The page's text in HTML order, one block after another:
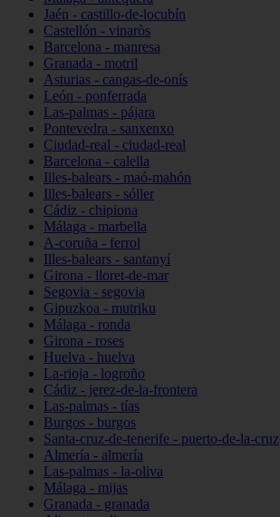
Jaén - castillo-de-locubín
Castellón - vinaròs
Barcelona - manresa
Granada - motril
Asturias - cangas-de-onís
León - ponferrada
Las-palmas - pájara
Pontevedra - sanxenxo
Ciudad-real - ciudad-real
Barcelona - calella
Illes-balears - maó-mahón
Illes-balears - sóller
Cádiz - chipiona
Málaga - marbella
A-coruña - ferrol
Illes-balears - santanyí
Girona - lloret-de-mar
Segovia - segovia
Gipuzkoa - mutriku
Málaga - ronda
Girona - roses
Huelva - huelva
La-rioja - logroño
Cádiz - jerez-de-la-frontera
Las-palmas - tías
Burgos - burgos
Santa-cruz-de-tenerife - puerto-de-la-cruz
Almería - almería
Las-palmas - la-oliva
Málaga - mijas
Granada - granada